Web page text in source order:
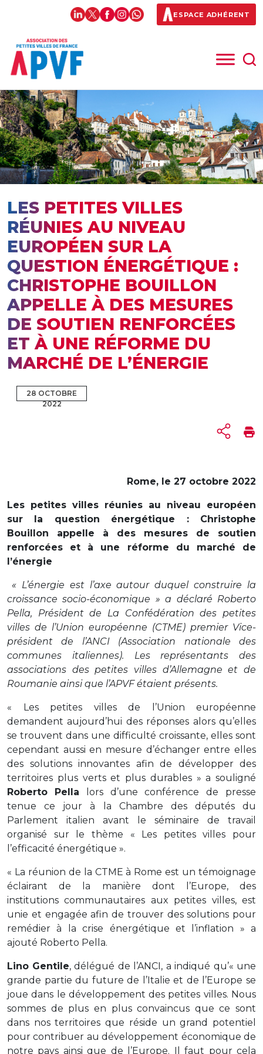
ESPACE ADHÉRENT
LES PETITES VILLES
RÉUNIES AU NIVEAU
EUROPÉEN SUR LA
QUESTION ÉNERGÉTIQUE :
CHRISTOPHE BOUILLON
APPELLE À DES MESURES
DE SOUTIEN RENFORCÉES
ET À UNE RÉFORME DU
MARCHÉ DE L’ÉNERGIE
28 OCTOBRE
2022
Rome, le 27 octobre 2022
Les petites villes réunies au niveau européen
sur la question énergétique : Christophe
Bouillon appelle à des mesures de soutien
renforcées et à une réforme du marché de
l’énergie
« L’énergie est l’axe autour duquel construire la
croissance socio-économique » a déclaré Roberto
Pella, Président de La Confédération des petites
villes de l’Union européenne (CTME) premier Vice-
président de l’ANCI (Association nationale des
communes italiennes). Les représentants des
associations des petites villes d’Allemagne et de
Roumanie ainsi que l’APVF étaient présents.
« Les petites villes de l’Union européenne
demandent aujourd’hui des réponses alors qu’elles
se trouvent dans une difficulté croissante, elles sont
cependant aussi en mesure d’échanger entre elles
des solutions innovantes afin de développer des
territoires plus verts et plus durables » a souligné
Roberto Pella lors d’une conférence de presse
tenue ce jour à la Chambre des députés du
Parlement italien avant le séminaire de travail
organisé sur le thème « Les petites villes pour
l’efficacité énergétique ».
« La réunion de la CTME à Rome est un témoignage
éclairant de la manière dont l’Europe, des
institutions communautaires aux petites villes, est
unie et engagée afin de trouver des solutions pour
remédier à la crise énergétique et l’inflation » a
ajouté Roberto Pella.
Lino Gentile, délégué de l’ANCI, a indiqué qu’« une
grande partie du future de l’Italie et de l’Europe se
joue dans le développement des petites villes. Nous
sommes de plus en plus convaincus que ce sont
dans nos territoires que réside un grand potentiel
pour contribuer au développement économique de
notre pays ainsi que de l’Europe. Il faut pour cela